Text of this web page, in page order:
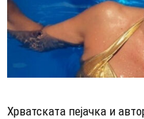
Хрватската пејачка и